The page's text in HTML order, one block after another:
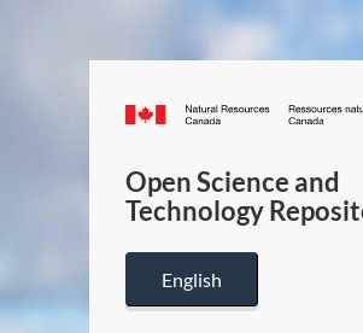
Canada.ca
Open Science and
Technology
English